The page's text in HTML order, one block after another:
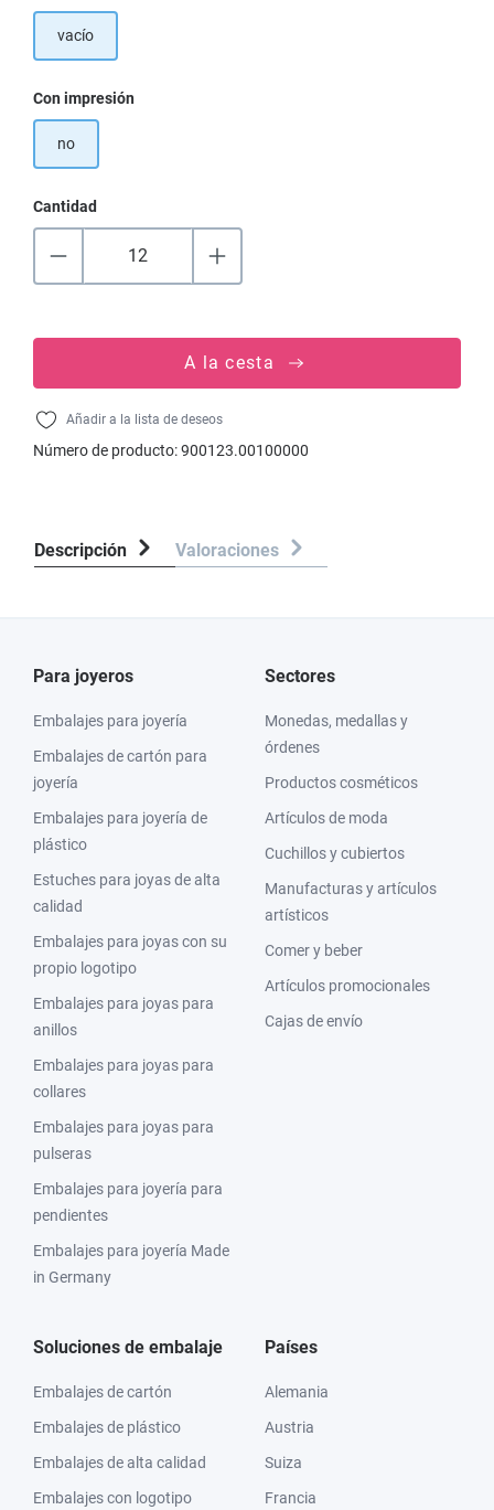
vacío
Seleccione
Con impresión
no
Cantidad
A la cesta
Añadir a la lista de deseos
Número de producto:900123.00100000
Descripción Valoraciones
Para joyeros
Embalajes para joyería
Embalajes de cartón para
joyería
Embalajes para joyería de
plástico
Estuches para joyas de alta
calidad
Embalajes para joyas con su
propio logotipo
Embalajes para joyas para
anillos
Embalajes para joyas para
collares
Embalajes para joyas para
pulseras
Embalajes para joyería para
pendientes
Embalajes para joyería Made
in Germany
Sectores
Monedas, medallas y
órdenes
Productos cosméticos
Artículos de moda
Cuchillos y cubiertos
Manufacturas y artículos
artísticos
Comer y beber
Artículos promocionales
Cajas de envío
Soluciones de embalaje
Embalajes de cartón
Embalajes de plástico
Embalajes de alta calidad
Embalajes con logotipo
Países
Alemania
Austria
Suiza
Francia